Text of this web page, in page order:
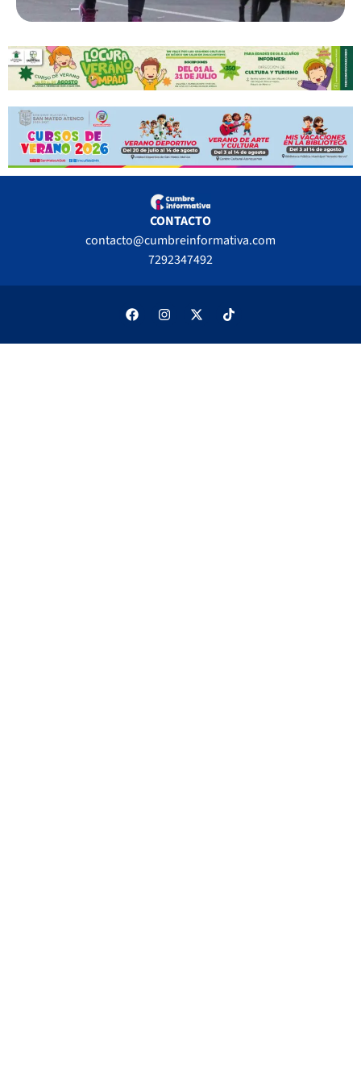
CONTACTO
contacto@cumbreinformativa.com
7292347492